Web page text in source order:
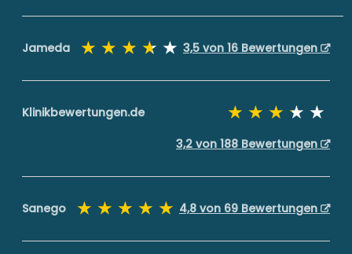
Jameda 3,5 von 16 Bewertungen
Klinikbewertungen.de
3,2 von 188 Bewertungen
Sanego 4,8 von 69 Bewertungen